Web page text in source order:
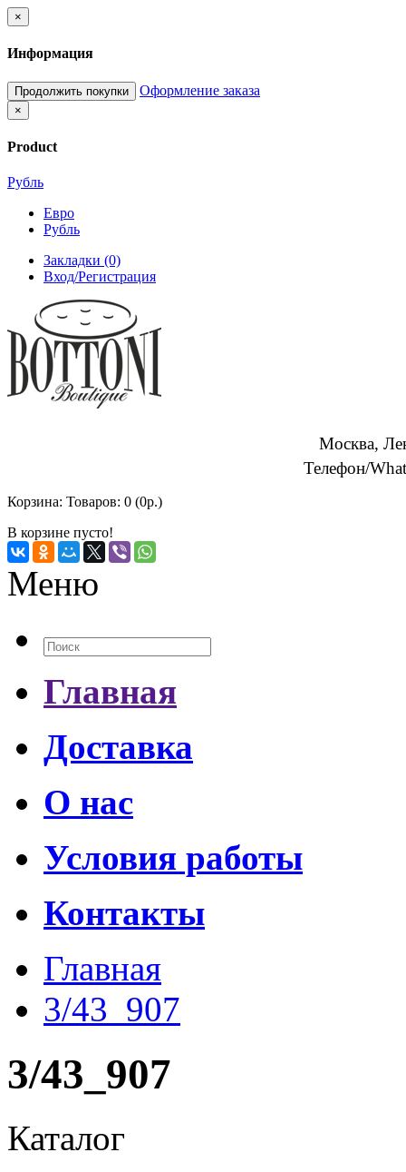
×
Информация
Продолжить покупки Оформление заказа
×
Product
Рубль
Евро
Рубль
Закладки (0)
Вход/Регистрация
Москва,
Телефон/
Корзина: Товаров: 0 (0р.)
В корзине пусто!
Меню
Главная
Доставка
О нас
Условия работы
Контакты
Главная
3/43_907
3/43_907
Каталог